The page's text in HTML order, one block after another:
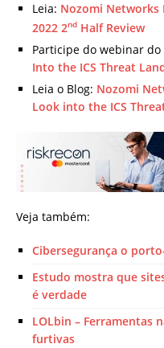
Leia: Nozomi Networks
2022 2nd Half Review
Participe do webinar
Into the ICS Threat
Leia o Blog: Nozomi
Look into the ICS
Veja também:
Cibersegurança o
Estudo mostra que
é verdade
LOLbin – Ferramentas
furtivas